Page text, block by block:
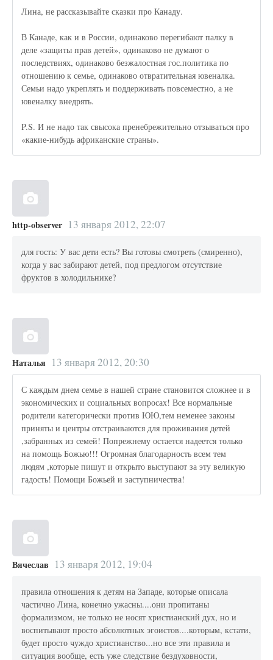
Лина, не рассказывайте сказки про Канаду.
В Канаде, как и в России, одинаково перегибают палку в
деле «защиты прав детей», одинаково не думают о
последствиях, одинаково безжалостная гос.политика по
отношению к семье, одинаково отвратительная ювеналка.
Семьи надо укреплять и поддерживать повсеместно, а не
ювеналку внедрять.
P.S. И не надо так свысока пренебрежительно отзываться про
«какие-нибудь африканские страны».
http-observer 13 января 2012, 22:07
для гость: У вас дети есть? Вы готовы смотреть (смиренно),
когда у вас забирают детей, под предлогом отсутствие
фруктов в холодильнике?
Наталья 13 января 2012, 20:30
С каждым днем семье в нашей стране становится сложнее и в
экономических и социальных вопросах! Все нормальные
родители категорически против ЮЮ,тем неменее законы
приняты и центры отстраиваются для проживания детей
,забранных из семей! Попрежнему остается надеется только
на помощь Божью!!! Огромная благодарность всем тем
людям ,которые пишут и открыто выступают за эту великую
гадость! Помощи Божьей и заступничества!
Вячеслав 13 января 2012, 19:04
правила отношения к детям на Западе, которые описала
частично Лина, конечно ужасны....они пропитаны
формализмом, не только не носят христианский дух, но и
воспитывают просто абсолютных эгоистов....которым, кстати,
будет просто чуждо христианство...но все эти правила и
ситуация вообще, есть уже следствие бездуховности,